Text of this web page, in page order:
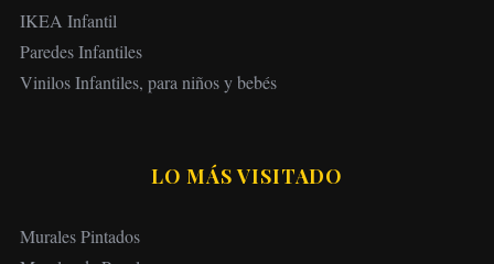
IKEA Infantil
Paredes Infantiles
Vinilos Infantiles, para niños y bebés
LO MÁS VISITADO
Murales Pintados